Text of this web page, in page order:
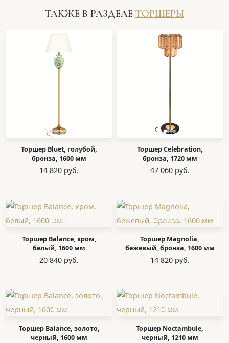
ТАКЖЕ В РАЗДЕЛЕ ТОРШЕРЫ
Торшер Bluet, голубой,
бронза, 1600 мм
14 820 руб.
Торшер Celebration,
бронза, 1720 мм
47 060 руб.
Торшер Balance, хром,
белый, 1600 мм
20 840 руб.
Торшер Magnolia,
бежевый, бронза, 1600 мм
14 820 руб.
Торшер Balance, золото,
черный, 1600 мм
Торшер Noctambule,
черный, 1210 мм